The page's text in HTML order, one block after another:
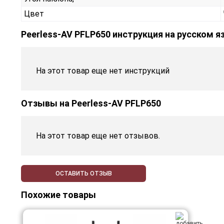
Цвет
Peerless-AV PFLP650 инструкция на русском
На этот товар еще нет инструкций
Отзывы на Peerless-AV PFLP650
На этот товар еще нет отзывов.
ОСТАВИТЬ ОТЗЫВ
Похожие товары